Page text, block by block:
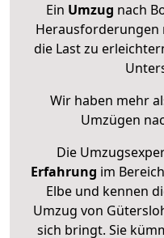
Ein Umzug nach
Herausforderungen
die Last zu
Wir haben mehr
Umzügen
Die
Erfahrung im
Elbe und kennen
Umzug von
sich bringt. Sie